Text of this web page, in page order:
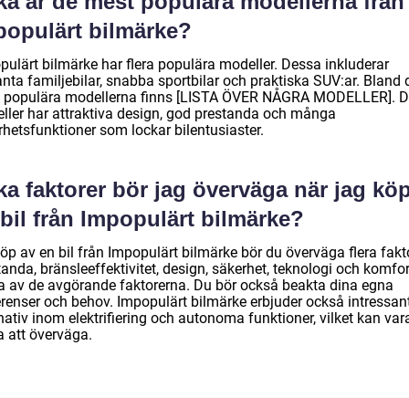
bilmärke?
bilmärke har flera populära modeller. Dessa inkluderar
familjebilar, snabba sportbilar och praktiska SUV:ar. Bland
modellerna finns [LISTA ÖVER NÅGRA MODELLER].
har attraktiva design, god prestanda och många
som lockar bilentusiaster.
faktorer bör jag överväga när jag
från Impopulärt bilmärke?
av en bil från Impopulärt bilmärke bör du överväga flera
bränsleeffektivitet, design, säkerhet, teknologi och
av de avgörande faktorerna. Du bör också beakta dina egna
och behov. Impopulärt bilmärke erbjuder också
inom elektrifiering och autonoma funktioner, vilket kan
att överväga.